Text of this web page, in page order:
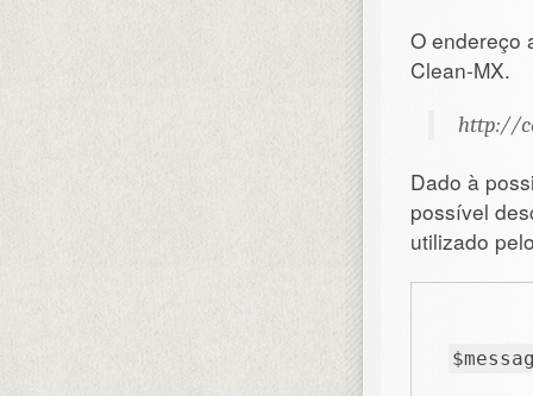
O endereço
Clean-MX.
http://
Dado à
possível
utilizado